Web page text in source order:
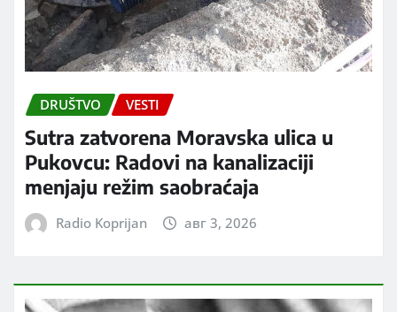
DRUŠTVO VESTI
Sutra zatvorena Moravska ulica u
Pukovcu: Radovi na kanalizaciji
menjaju režim saobraćaja
Radio Koprijan авг 3, 2026